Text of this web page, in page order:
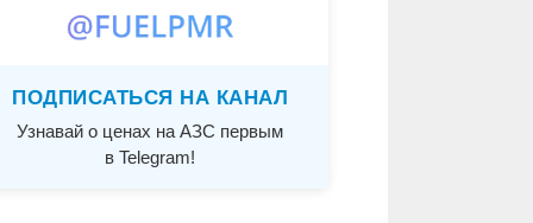
ПОДПИСАТЬСЯ НА КАНАЛ
Узнавай о ценах на АЗС первым
в Telegram!